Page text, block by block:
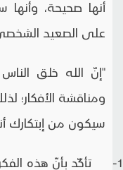
أنها صحيحة،
على الصعيد
"إنّ الله خلق
ومناقشة الأفكار؛
سيكون من إبتكارك
1- تأكّد بأنّ هذه